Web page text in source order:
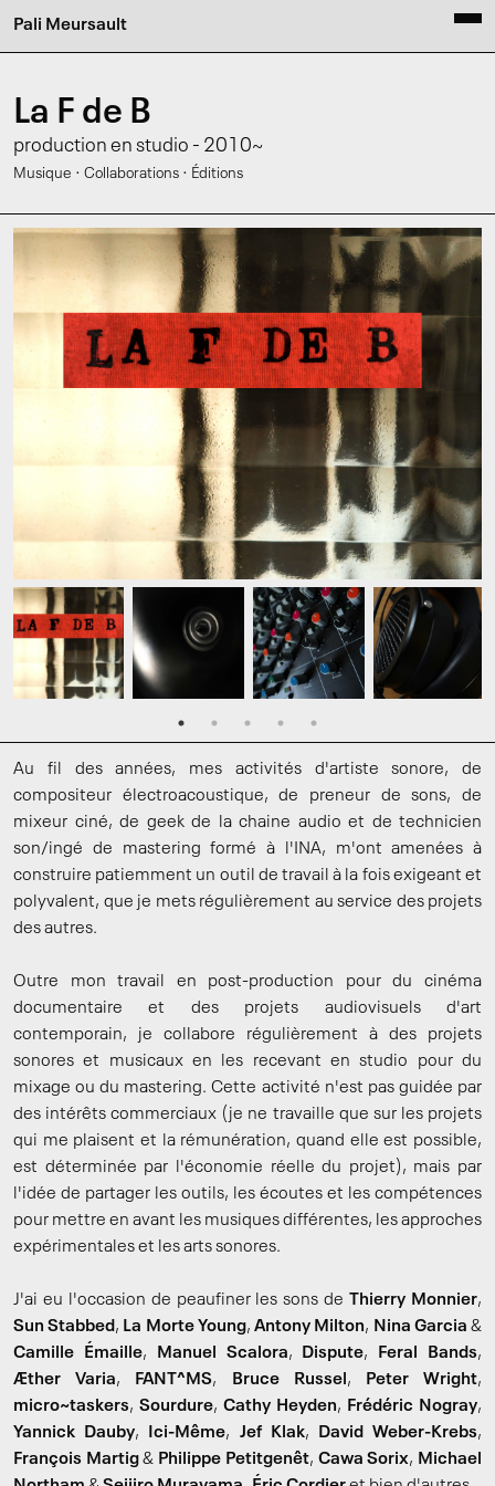
Pali Meursault
La F de B
production en studio - 2010~
Musique · Collaborations · Éditions
Au fil des années, mes activités d'artiste sonore, de
compositeur électroacoustique, de preneur de sons, de
mixeur ciné, de geek de la chaine audio et de technicien
son/ingé de mastering formé à l'INA, m'ont amenées à
construire patiemment un outil de travail à la fois exigeant et
polyvalent, que je mets régulièrement au service des projets
des autres.
Outre mon travail en post-production pour du cinéma
documentaire et des projets audiovisuels d'art
contemporain, je collabore régulièrement à des projets
sonores et musicaux en les recevant en studio pour du
mixage ou du mastering. Cette activité n'est pas guidée par
des intérêts commerciaux (je ne travaille que sur les projets
qui me plaisent et la rémunération, quand elle est possible,
est déterminée par l'économie réelle du projet), mais par
l'idée de partager les outils, les écoutes et les compétences
pour mettre en avant les musiques différentes, les approches
expérimentales et les arts sonores.
J'ai eu l'occasion de peaufiner les sons deThierry Monnier,
Sun Stabbed, La Morte Young,Antony Milton, Nina Garcia &
Camille Émaille, Manuel Scalora, Dispute, Feral Bands,
Æther Varia, FANT^MS, Bruce Russel , Peter Wright,
micro~taskers, Sourdure, Cathy Heyden, Frédéric Nogray,
Yannick Dauby, Ici-Même, Jef Klak, David Weber-Krebs,
François Martig& Philippe Petitgenêt, Cawa Sorix, Michael